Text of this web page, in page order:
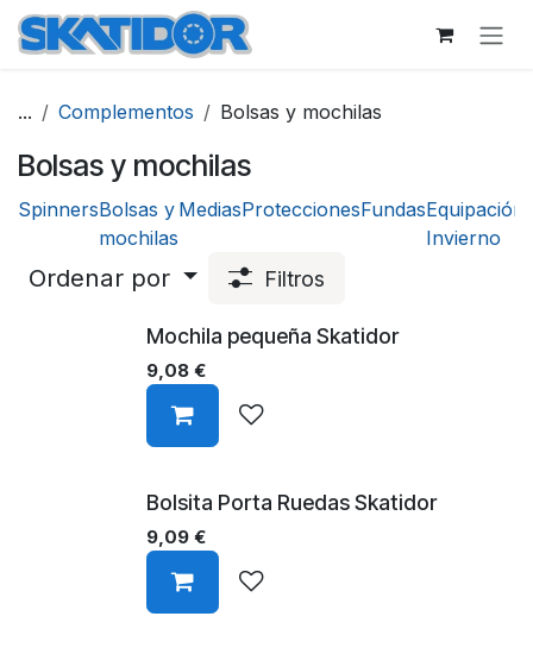
Ir al contenido
... Complementos Bolsas y mochilas
Bolsas y mochilas
SpinnersBolsas y
mochilas
MediasProteccionesFundasEquipación
Invierno
Ordenar por Filtros
Mochila pequeña Skatidor
9,08 €
Bolsita Porta Ruedas Skatidor
9,09 €